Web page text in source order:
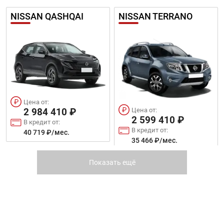
NISSAN QASHQAI
Цена от:
2 984 410 ₽
В кредит от:
40 719 ₽/мес.
NISSAN TERRANO
Цена от:
2 599 410 ₽
В кредит от:
35 466 ₽/мес.
MITSUBISHI ECLIPSE TOYOTA C-HR
Показать ещё